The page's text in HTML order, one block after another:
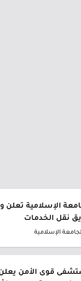
الإسلامية
نقل الخدمات
الإسلامية
قوى الأمن يعلن